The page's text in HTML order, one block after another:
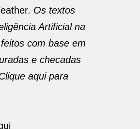
Os textos
Artificial na
com base em
e checadas
aqui para